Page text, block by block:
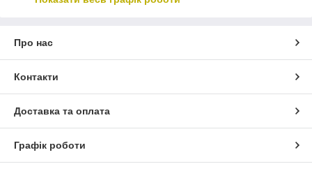
Про нас
Контакти
Доставка та оплата
Графік роботи